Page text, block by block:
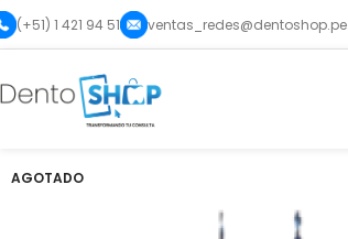
(+51) 1 421 94 51 ventas_redes@dentoshop.pe
AGOTADO